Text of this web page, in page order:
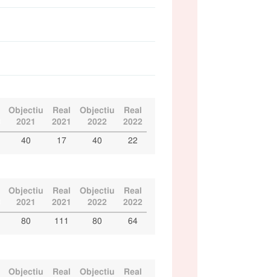
Objectiu
2021
Real
2021
Objectiu
2022
Real
2022
40 17 40 22
Objectiu
2021
Real
2021
Objectiu
2022
Real
2022
80 111 80 64
Objectiu
Real
Objectiu
Real